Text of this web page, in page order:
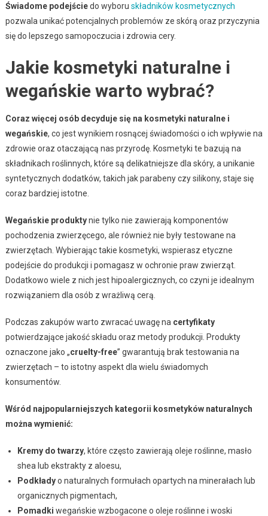
Świadome podejściedo wyboru składników kosmetycznych
pozwala unikać potencjalnych problemów ze skórą oraz przyczynia
się do lepszego samopoczucia i zdrowia cery.
Jakie kosmetyki naturalne i
wegańskie warto wybrać?
Coraz więcej osób decyduje się na kosmetyki naturalne i
wegańskie, co jest wynikiem rosnącej świadomości o ich wpływie na
zdrowie oraz otaczającą nas przyrodę. Kosmetyki te bazują na
składnikach roślinnych, które są delikatniejsze dla skóry, a unikanie
syntetycznych dodatków, takich jak parabeny czy silikony, staje się
coraz bardziej istotne.
Wegańskie produktynie tylko nie zawierają komponentów
pochodzenia zwierzęcego, ale również nie były testowane na
zwierzętach. Wybierając takie kosmetyki, wspierasz etyczne
podejście do produkcji i pomagasz w ochronie praw zwierząt.
Dodatkowo wiele z nich jest hipoalergicznych, co czyni je idealnym
rozwiązaniem dla osób z wrażliwą cerą.
Podczas zakupów warto zwracać uwagę na certyfikaty
potwierdzające jakość składu oraz metody produkcji. Produkty
oznaczone jako „cruelty-free” gwarantują brak testowania na
zwierzętach – to istotny aspekt dla wielu świadomych
konsumentów.
Wśród najpopularniejszych kategorii kosmetyków naturalnych
można wymienić:
Kremy do twarzy, które często zawierają oleje roślinne, masło
shea lub ekstrakty z aloesu,
Podkładyo naturalnych formułach opartych na minerałach lub
organicznych pigmentach,
Pomadki wegańskie wzbogacone o oleje roślinne i woski